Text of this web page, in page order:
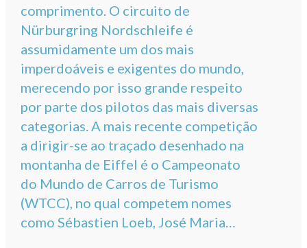
comprimento. O circuito de
Nürburgring Nordschleife é
assumidamente um dos mais
imperdoáveis e exigentes do mundo,
merecendo por isso grande respeito
por parte dos pilotos das mais diversas
categorias. A mais recente competição
a dirigir-se ao traçado desenhado na
montanha de Eiffel é o Campeonato
do Mundo de Carros de Turismo
(WTCC), no qual competem nomes
como Sébastien Loeb, José Maria…